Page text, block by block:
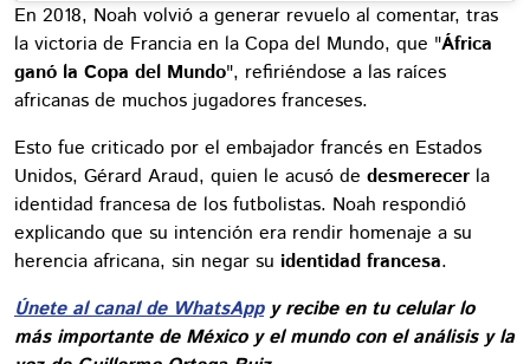
En 2018, Noah volvió a generar revuelo al comentar, tras
la victoria de Francia en la Copa del Mundo, que "África
ganó la Copa del Mundo", refiriéndose a las raíces
africanas de muchos jugadores franceses.
Esto fue criticado por el embajador francés en Estados
Unidos, Gérard Araud, quien le acusó de desmerecer la
identidad francesa de los futbolistas. Noah respondió
explicando que su intención era rendir homenaje a su
herencia africana, sin negar su identidad francesa.
Únete al canal de WhatsAppy recibe en tu celular lo
más importante de México y el mundo con el análisis y la